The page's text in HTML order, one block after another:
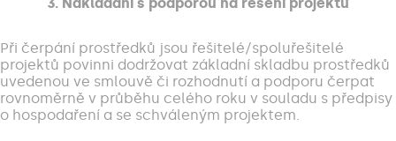
Při čerpání prostředků jsou řešitelé/spoluřešitelé
projektů povinni dodržovat základní skladbu prostředků
uvedenou ve smlouvě či rozhodnutí a podporu čerpat
rovnoměrně v průběhu celého roku v souladu s předpisy
o hospodaření a se schváleným projektem.